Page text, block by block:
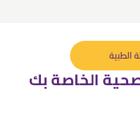
الطبية
الخاصة بك